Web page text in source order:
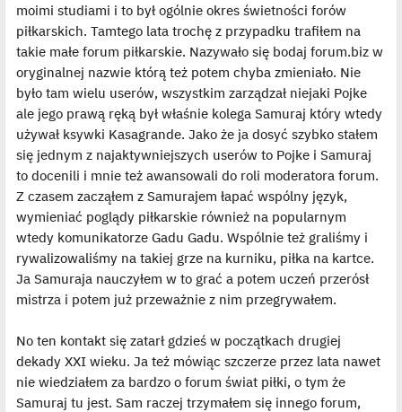
moimi studiami i to był ogólnie okres świetności forów
piłkarskich. Tamtego lata trochę z przypadku trafiłem na
takie małe forum piłkarskie. Nazywało się bodaj forum.biz w
oryginalnej nazwie którą też potem chyba zmieniało. Nie
było tam wielu userów, wszystkim zarządzał niejaki Pojke
ale jego prawą ręką był właśnie kolega Samuraj który wtedy
używał ksywki Kasagrande. Jako że ja dosyć szybko stałem
się jednym z najaktywniejszych userów to Pojke i Samuraj
to docenili i mnie też awansowali do roli moderatora forum.
Z czasem zacząłem z Samurajem łapać wspólny język,
wymieniać poglądy piłkarskie również na popularnym
wtedy komunikatorze Gadu Gadu. Wspólnie też graliśmy i
rywalizowaliśmy na takiej grze na kurniku, piłka na kartce.
Ja Samuraja nauczyłem w to grać a potem uczeń przerósł
mistrza i potem już przeważnie z nim przegrywałem.
No ten kontakt się zatarł gdzieś w początkach drugiej
dekady XXI wieku. Ja też mówiąc szczerze przez lata nawet
nie wiedziałem za bardzo o forum świat piłki, o tym że
Samuraj tu jest. Sam raczej trzymałem się innego forum,